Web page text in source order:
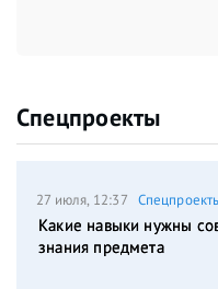
Спецпроекты
27 июля, 12:37
Какие навыки нужны
знания предмета